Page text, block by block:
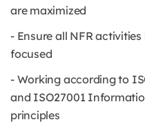
are maximized
- Ensure all NFR
focused
- Working according to
and ISO27001
principles